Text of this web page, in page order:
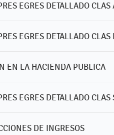
EGRES DETALLADO
EGRES DETALLADO
EN LA HACIENDA PUBLICA
EGRES DETALLADO
DE INGRESOS